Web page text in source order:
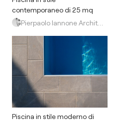
contemporaneo di 25 mq
Piscina in stile moderno di